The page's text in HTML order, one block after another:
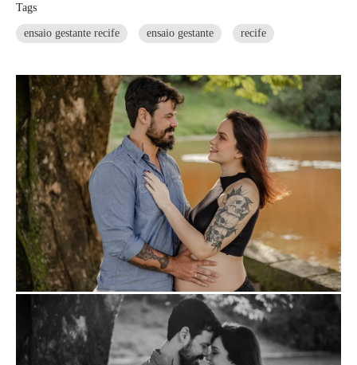
Tags
ensaio gestante recife ensaio gestante recife